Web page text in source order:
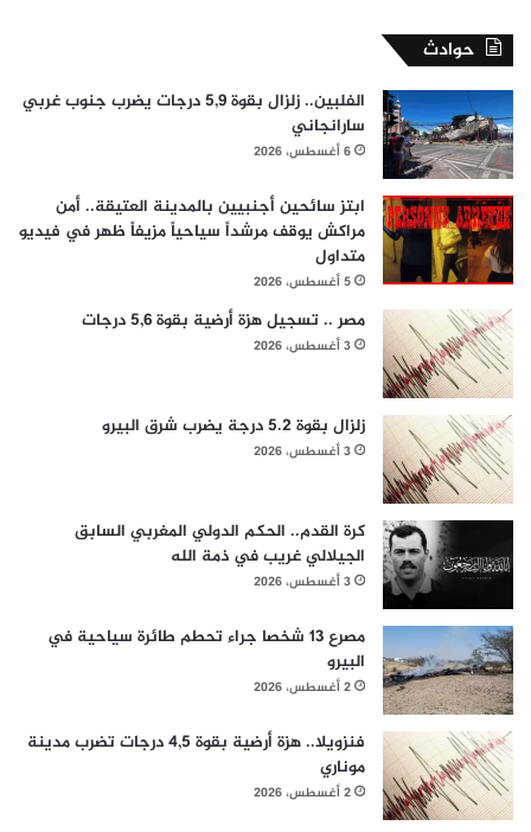
حوادث
الفلبين.. زلزال بقوة 5,9 درجات يضرب جنوب غربي
سارانجاني
6 أغسطس، 2026
ابتز سائحين أجنبيين بالمدينة العتيقة.. أمن
مراكش يوقف مرشداً سياحياً مزيفاً ظهر في فيديو
متداول
5 أغسطس، 2026
مصر .. تسجيل هزة أرضية بقوة 5,6 درجات
3 أغسطس، 2026
زلزال بقوة 5.2 درجة يضرب شرق البيرو
3 أغسطس، 2026
كرة القدم.. الحكم الدولي المغربي السابق
الجيلالي غريب في ذمة الله
3 أغسطس، 2026
مصرع 13 شخصا جراء تحطم طائرة سياحية في
البيرو
2 أغسطس، 2026
فنزويلا.. هزة أرضية بقوة 4,5 درجات تضرب مدينة
موناري
2 أغسطس، 2026